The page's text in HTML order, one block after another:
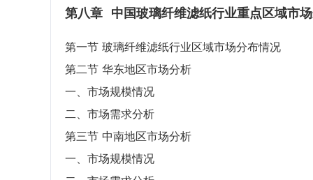
第八章 中国玻璃纤维滤纸行业重点区域市
第一节 玻璃纤维滤纸行业区域市场分布情况
第二节 华东地区市场分析
一、市场规模情况
二、市场需求分析
第三节 中南地区市场分析
一、市场规模情况